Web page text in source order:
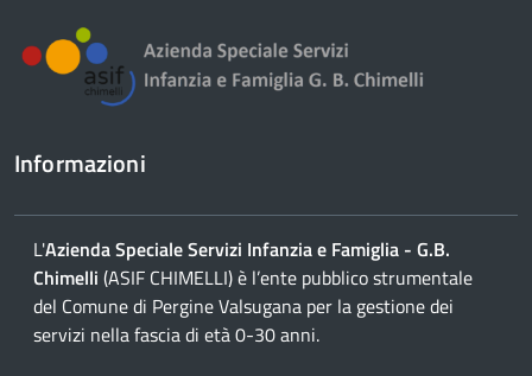
Informazioni
L'Azienda Speciale Servizi Infanzia e Famiglia - G.B.
Chimelli (ASIF CHIMELLI) è l’ente pubblico strumentale
del Comune di Pergine Valsugana per la gestione dei
servizi nella fascia di età 0-30 anni.